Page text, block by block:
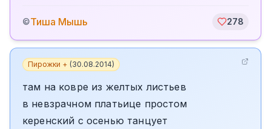
©Тиша Мышь 278
Пирожки + (30.08.2014)
там на ковре из желтых листьев
в невзрачном платьице простом
керенский с осенью танцует